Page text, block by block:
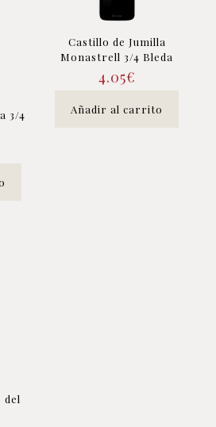
3/4
Castillo de Jumilla
Monastrell 3/4 Bleda
4.05€
Añadir al carrito
del